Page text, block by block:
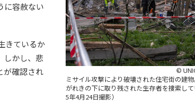
©
ミサイル攻撃により破壊された住宅街の建物
がれきの下に取り残された生存者を捜索し
5年4月24日撮影）
に容赦ない
きているか
しかし、悲
が確認され